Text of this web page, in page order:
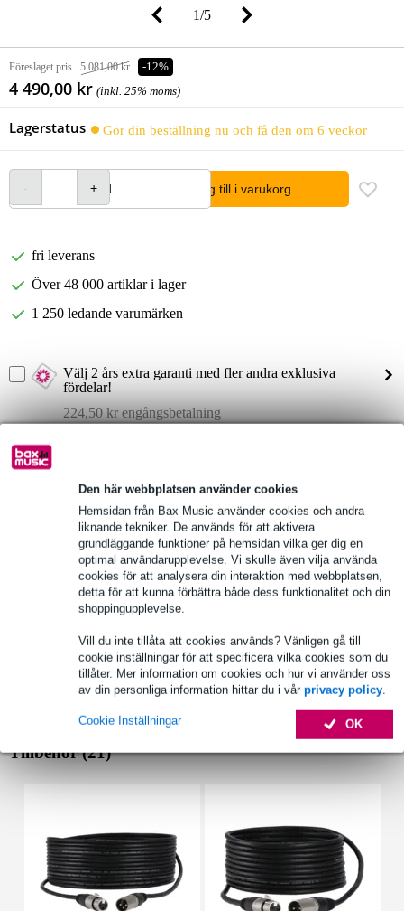
Den här webbplatsen använder cookies
Hemsidan från Bax Music använder cookies och andra
liknande tekniker. De används för att aktivera
grundläggande funktioner på hemsidan vilka ger dig en
optimal användarupplevelse. Vi skulle även vilja använda
cookies för att analysera din interaktion med webbplatsen,
detta för att kunna förbättra både dess funktionalitet och din
shoppingupplevelse.
Vill du inte tillåta att cookies används? Vänligen gå till
cookie inställningar för att specificera vilka cookies som du
tillåter. Mer information om cookies och hur vi använder oss
av din personliga information hittar du i vår privacy policy.
OK
Cookie Inställningar
1/5
Föreslaget pris 5 081,00 kr -12%
4 490,00 kr (inkl. 25% moms)
Lagerstatus Gör din beställning nu och få den om 6 veckor
lägg till i varukorg
fri leverans
Över 48 000 artiklar i lager
1 250 ledande varumärken
Välj 2 års extra garanti med fler andra exklusiva
fördelar!
224,50 kr engångsbetalning
Produktinformation
max. ljudtryck: 128 dB
frekvenssvar: 60 Hz - 20 kHz
RMS: 700 W
topp: 1400 W
Fullständiga specifikationer
Tillbehör (21)